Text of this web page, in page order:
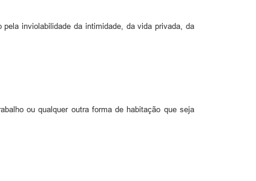
inviolabilidade da intimidade, da vida privada, da
ou qualquer outra forma de habitação que seja